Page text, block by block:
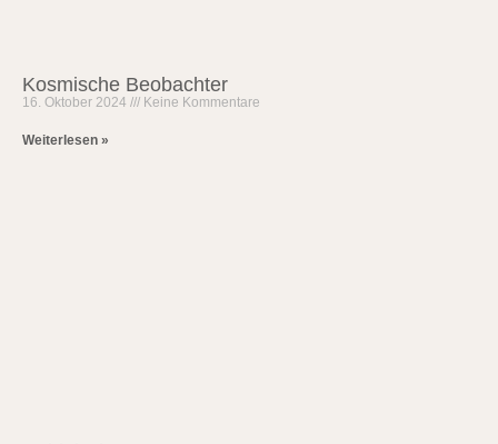
Kosmische Beobachter
16. Oktober 2024 Keine Kommentare
Weiterlesen »